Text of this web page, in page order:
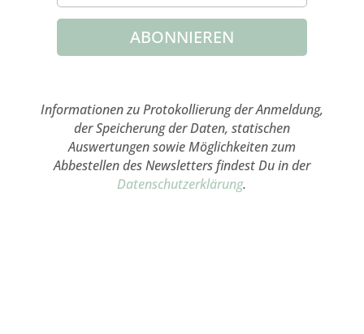
ABONNIEREN
Informationen zu Protokollierung der Anmeldung,
der Speicherung der Daten, statischen
Auswertungen sowie Möglichkeiten zum
Abbestellen des Newsletters findest Du in der
Datenschutzerklärung.